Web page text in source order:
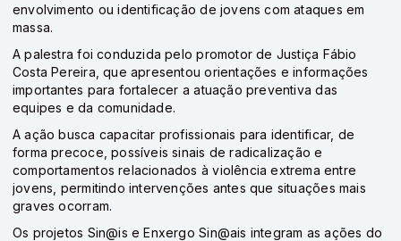
envolvimento ou identificação de jovens com ataques em
massa.
A palestra foi conduzida pelo promotor de Justiça Fábio
Costa Pereira , que apresentou orientações e informações
importantes para fortalecer a atuação preventiva das
equipes e da comunidade.
A ação busca capacitar profissionais para identificar, de
forma precoce, possíveis sinais de radicalização e
comportamentos relacionados à violência extrema entre
jovens, permitindo intervenções antes que situações mais
graves ocorram.
Os projetos Sin@is e Enxergo Sin@ais integram as ações do